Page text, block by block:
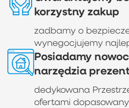
korzystny zakup
zadbamy o
wynegocjujemy
Posiadamy
narzędzia
dedykowana
ofertami